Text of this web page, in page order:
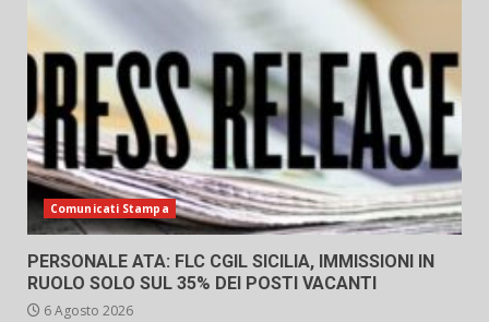
Comunicati Stampa
PERSONALE ATA: FLC CGIL SICILIA, IMMISSIONI IN
RUOLO SOLO SUL 35% DEI POSTI VACANTI
6 Agosto 2026